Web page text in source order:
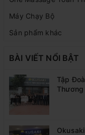
Máy Chạy Bộ
Sản phẩm khác
BÀI VIẾT NỔI BẬT
Tập
Thương